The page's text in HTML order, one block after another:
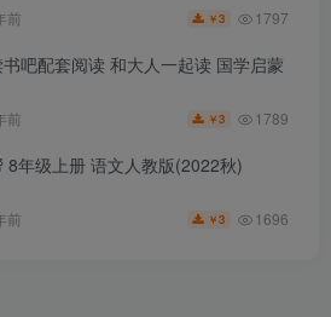
前 ￥3 1797
吧配套阅读 和大人一起读 国学启蒙
前 ￥3 1789
8年级上册 语文人教版(2022秋)
前 ￥3 1696